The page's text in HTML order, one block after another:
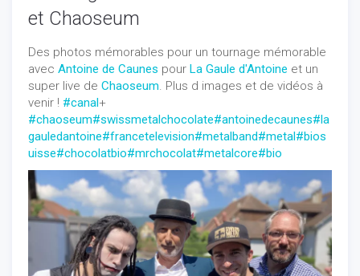
et Chaoseum
Des photos mémorables pour un tournage mémorable
avec Antoine de Caunes pour La Gaule d'Antoine et un
super live de Chaoseum. Plus d images et de vidéos à
venir ! #canal+
#chaoseum#swissmetalchocolate#antoinedecaunes#la
gauledantoine#francetelevision#metalband#metal#bios
uisse#chocolatbio#mrchocolat#metalcore#bio